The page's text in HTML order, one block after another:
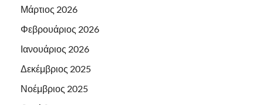
Μάρτιος 2026
Φεβρουάριος 2026
Ιανουάριος 2026
Δεκέμβριος 2025
Νοέμβριος 2025